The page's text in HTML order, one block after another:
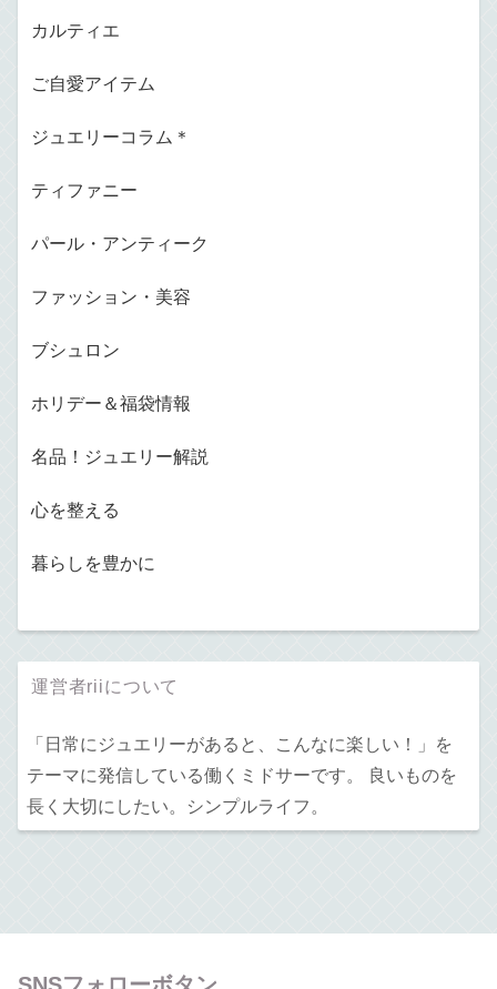
カルティエ
ご自愛アイテム
ジュエリーコラム＊
ティファニー
パール・アンティーク
ファッション・美容
ブシュロン
ホリデー＆福袋情報
名品！ジュエリー解説
心を整える
暮らしを豊かに
運営者riiについて
「日常にジュエリーがあると、こんなに楽しい！」を
テーマに発信している働くミドサーです。 良いものを
長く大切にしたい。シンプルライフ。
SNSフォローボタン